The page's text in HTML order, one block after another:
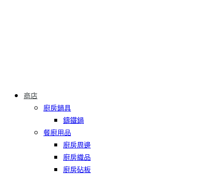
商店
廚房鍋具
鑄鐵鍋
餐廚用品
廚房周邊
廚房織品
廚房砧板